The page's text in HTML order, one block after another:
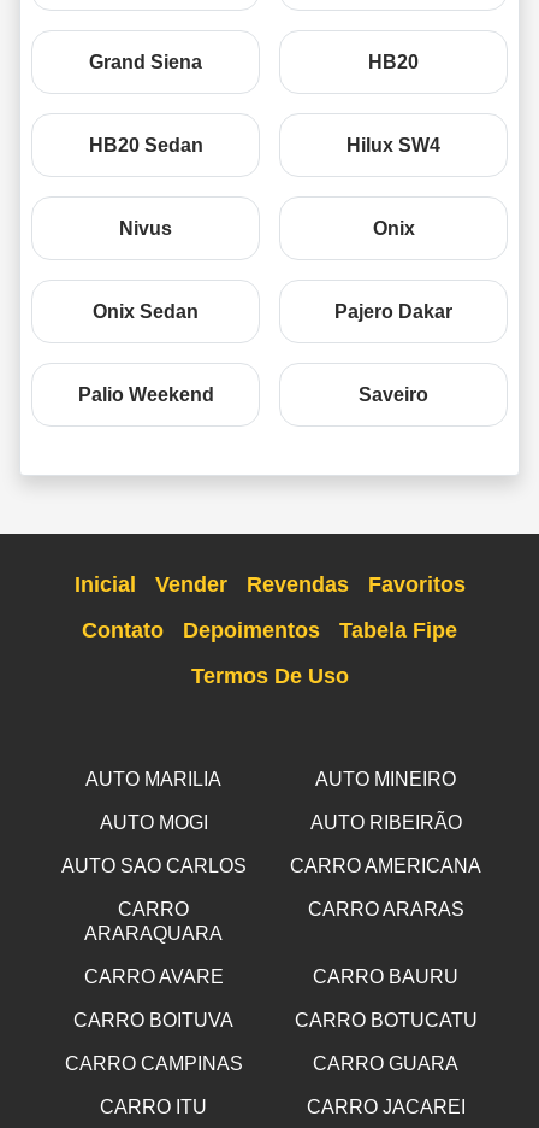
Grand Siena HB20
HB20 Sedan Hilux SW4
Nivus Onix
Onix Sedan Pajero Dakar
Palio Weekend Saveiro
Inicial Vender Revendas
Favoritos
Contato
Depoimentos
Tabela Fipe
Termos De Uso
AUTO MARILIA AUTO MINEIRO
AUTO MOGI AUTO RIBEIRÃO
AUTO SAO CARLOS CARRO AMERICANA
CARRO
ARARAQUARA
CARRO ARARAS
CARRO AVARE CARRO BAURU
CARRO BOITUVA CARRO BOTUCATU
CARRO CAMPINAS CARRO GUARA
CARRO ITU CARRO JACAREI